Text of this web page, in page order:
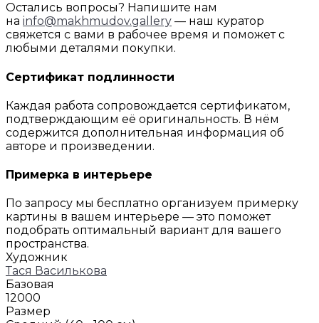
Остались вопросы? Напишите нам
на info@makhmudov.gallery — наш куратор
свяжется с вами в рабочее время и поможет с
любыми деталями покупки.
Сертификат подлинности
Каждая работа сопровождается сертификатом,
подтверждающим её оригинальность. В нём
содержится дополнительная информация об
авторе и произведении.
Примерка в интерьере
По запросу мы бесплатно организуем примерку
картины в вашем интерьере — это поможет
подобрать оптимальный вариант для вашего
пространства.
Художник
Тася Василькова
Базовая
12000
Размер